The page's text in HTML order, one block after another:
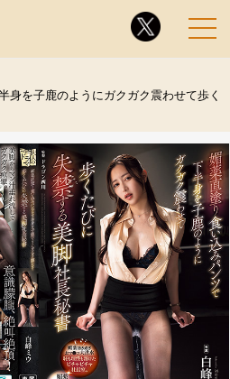
身を子鹿のようにガクガク震わせて歩く